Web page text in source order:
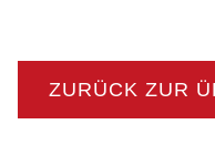
ZURÜCK ZUR